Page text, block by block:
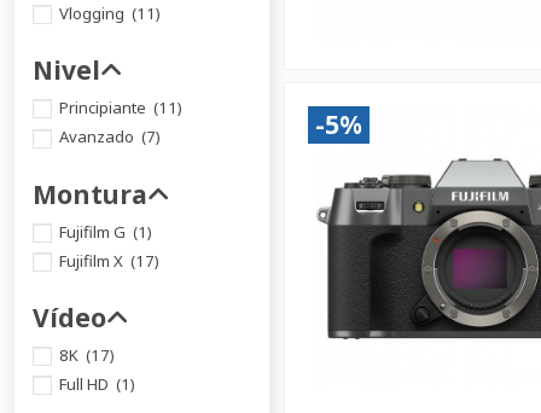
-5%
Vlogging (11)
Nivel
Principiante (11)
Avanzado (7)
Montura
Fujifilm G (1)
Fujifilm X (17)
Vídeo
8K (17)
Full HD (1)